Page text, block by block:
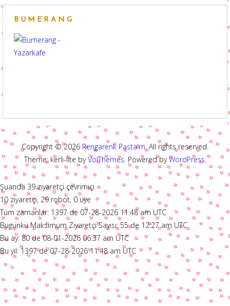
BUMERANG
Copyright © 2026 Rengarenk Pasta'm. All rights reserved.
Theme: kerli-lite byVolThemes. Powered byWordPress.
Şuanda 39 ziyaretçi çevrimiçi
10 ziyaretçi, 29 robot, 0 üye
Tüm zamanlar: 1397 de 07-28-2026 11:48 am UTC
Bugünkü Maksimum Ziyaretçi Sayısı: 55 de 12:27 am UTC
Bu ay: 80 de 08-01-2026 06:37 am UTC
Bu yıl: 1397 de 07-28-2026 11:48 am UTC